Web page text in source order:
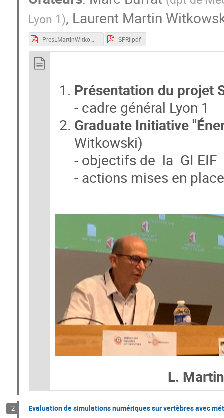
Sébastien HENRY
Taha Arbaoui
ZARA Stivane Rojers
Lyon 1), Laurent Martin
PresLMartinWitkowski.pdf SFRI.pdf
Présentation du projet
- cadre général Lyon 1
Graduate Initiative
Witkowski)
- objectifs de la GI EIF
- actions mises en
L.
2 Evaluation de simulations numériques sur vertèbres avec